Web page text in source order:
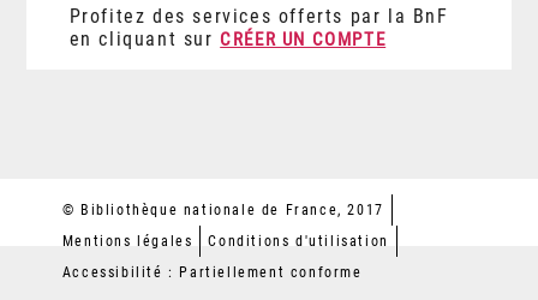
Profitez des services offerts par la BnF
en cliquant sur CRÉER UN COMPTE
© Bibliothèque nationale de France, 2017
Mentions légales
Conditions d'utilisation
Accessibilité : Partiellement conforme